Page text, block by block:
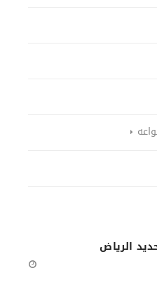
الرياض